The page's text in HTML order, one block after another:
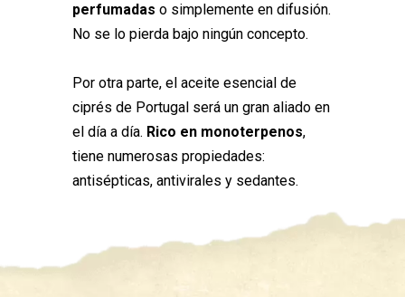
perfumadas o simplemente en difusión.
No se lo pierda bajo ningún concepto.
Por otra parte, el aceite esencial de
ciprés de Portugal será un gran aliado en
el día a día. Rico en monoterpenos,
tiene numerosas propiedades:
antisépticas, antivirales y sedantes.